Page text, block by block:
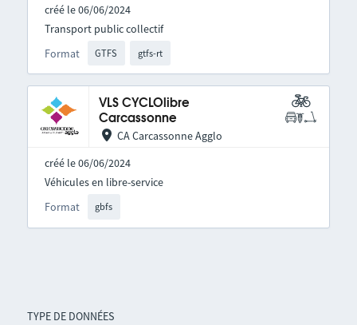
TYPE DE DONNÉES
créé le 06/06/2024
Format GTFS gtfs-rt
Transport public collectif
VLS CYCLOlibre
Carcassonne
CA Carcassonne Agglo
créé le 06/06/2024
Format gbfs
Véhicules en libre-service